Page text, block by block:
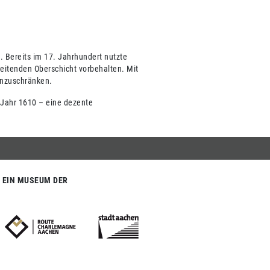
Bereits im 17. Jahrhundert nutzte
Oberschicht vorbehalten. Mit
1610 – eine dezente
EIN MUSEUM DER